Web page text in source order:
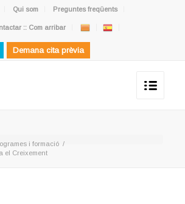
Qui som Preguntes freqüents
:: Com arribar
Demana cita prèvia
i formació /
el Creixement